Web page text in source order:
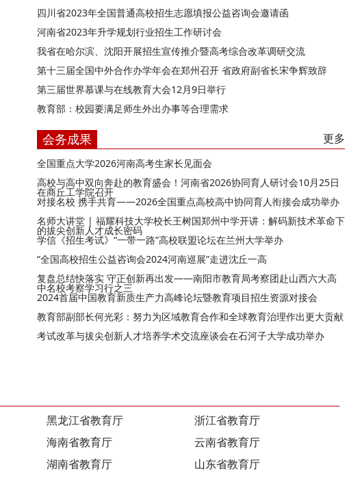
四川省2023年全国普通高校招生志愿填报公益咨询会邀请函
河南省2023年升学规划行业招生工作研讨会
我省在哈尔滨、沈阳开展招生宣传推介暨高考综合改革调研交流
第十三届全国中外合作办学年会在郑州召开 省政府副省长宋争辉致辞
第三届世界慕课与在线教育大会12月9日举行
教育部：校园要满足师生外出办事等合理需求
会务成果 更多
全国重点大学2026河南高考生家长见面会
高校与高中双向奔赴的教育盛会！河南省2026协同育人研讨会10月25日
在商丘工学院召开
对接名校 携手共育——2026全国重点高校高中协同育人衔接会成功举办
名师大讲堂 | 福耀科技大学校长王树国郑州中学开讲：解码新技术革命下
的拔尖创新人才成长密码
学信《招生考试》“一带一路”高校联盟论坛在兰州大学举办
“全国高校招生公益咨询会2024河南巡展”走进沈丘一高
复盘总结快落实 守正创新再出发——南阳市教育局考察团赴山西六大高
中名校考察学习行之三
2024首届中国教育新质生产力高峰论坛暨教育项目招生资源对接会
教育部副部长何光彩：努力为区域教育合作和全球教育治理作出更大贡献
考试改革与拔尖创新人才培养学术交流座谈会在石河子大学成功举办
黑龙江省教育厅
浙江省教育厅
海南省教育厅
云南省教育厅
湖南省教育厅
山东省教育厅